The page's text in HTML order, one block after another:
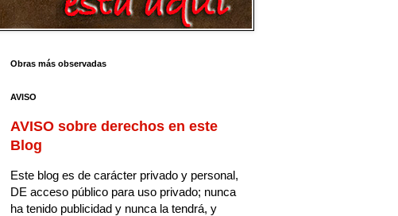
Obras más observadas
AVISO
AVISO sobre derechos en este
Blog
Este blog es de carácter privado y personal,
DE acceso público para uso privado; nunca
ha tenido publicidad y nunca la tendrá, y